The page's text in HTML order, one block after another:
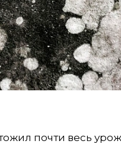
почти весь